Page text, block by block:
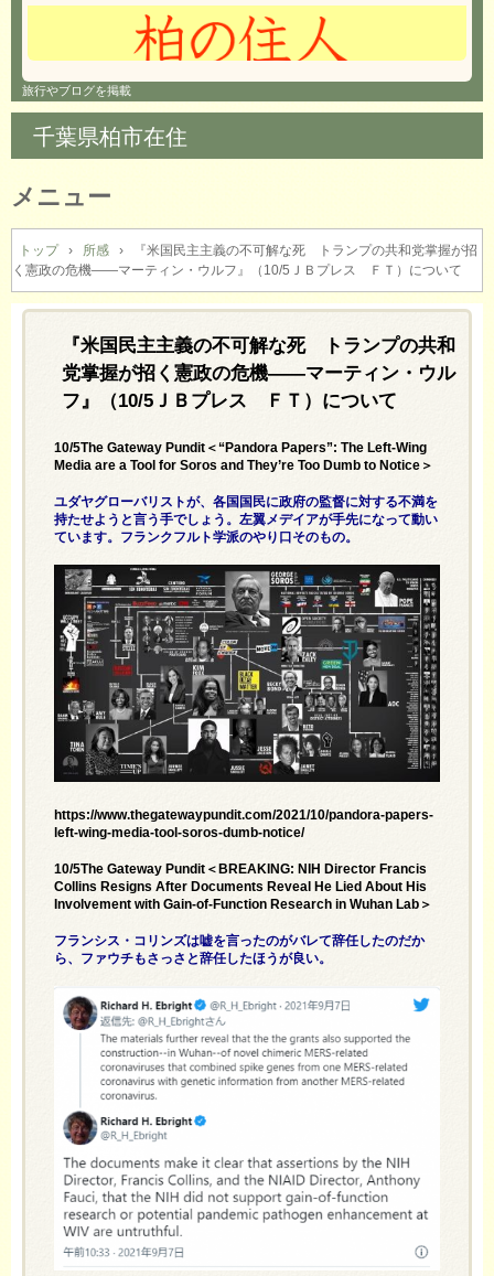
旅行やブログを掲載
千葉県柏市在住
メニュー
コ
ン
テ
ン
ツ
トップ › 所感 ›
『米国民主主義の不可解な死 トランプの共和党掌握が招
く憲政の危機――マーティン・ウルフ』（10/5ＪＢプレス ＦＴ）について
『米国民主主義の不可解な死 トランプの共和
党掌握が招く憲政の危機――マーティン・ウル
フ』（10/5ＪＢプレス ＦＴ）について
10/5The Gateway Pundit＜“Pandora Papers”: The Left-Wing
Media are a Tool for Soros and They’re Too Dumb to Notice＞
ユダヤグローバリストが、各国国民に政府の監督に対する不満を
持たせようと言う手でしょう。左翼メデイアが手先になって動い
ています。フランクフルト学派のやり口そのもの。
https://www.thegatewaypundit.com/2021/10/pandora-papers-
left-wing-media-tool-soros-dumb-notice/
10/5The Gateway Pundit＜BREAKING: NIH Director Francis
Collins Resigns After Documents Reveal He Lied About His
Involvement with Gain-of-Function Research in Wuhan Lab＞
フランシス・コリンズは嘘を言ったのがバレて辞任したのだか
ら、ファウチもさっさと辞任したほうが良い。